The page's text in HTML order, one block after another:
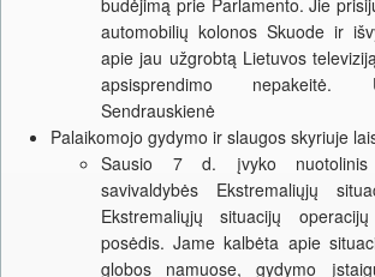
budėjimą prie Parlamento. Jie
automobilių kolonos Skuode ir
apie jau užgrobtą Lietuvos
apsisprendimo nepakeitė.
Sendrauskienė
Palaikomojo gydymo ir slaugos skyriuje
Sausio 7 d. įvyko nuotolinis
savivaldybės Ekstremaliųjų
Ekstremaliųjų situacijų
posėdis. Jame kalbėta apie
globos namuose, gydymo